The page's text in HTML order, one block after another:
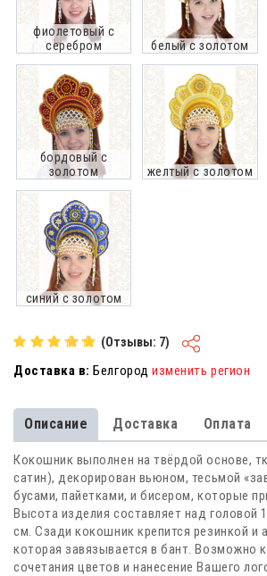
фиолетовый с
серебром
белый с золотом
бордовый с
золотом
желтый с золотом
синий с золотом
(Отзывы: 7)
Доставка в: Белгородизменить регион
Описание Доставка Оплата
Кокошник выполнен на твёрдой основе,
сатин), декорирован вьюном, тесьмой
бусами, пайетками, и бисером, которые
Высота изделия составляет над головой
см. Сзади кокошник крепится резинкой и
которая завязывается в бант. Возможно
сочетания цветов и нанесение Вашего